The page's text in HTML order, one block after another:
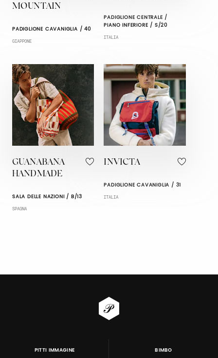
MOUNTAIN
PADIGLIONE CAVANIGLIA / 40
GIAPPONE
PADIGLIONE CENTRALE /
PIANO INFERIORE / S/20
ITALIA
GUANABANA
HANDMADE
SALA DELLE NAZIONI / B/13
SPAGNA
INVICTA
PADIGLIONE CAVANIGLIA / 31
ITALIA
PITTI IMMAGINE BIMBO